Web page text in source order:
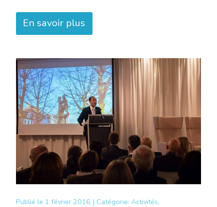
En savoir plus
Publié le 1 février 2016 | Catégorie: Activités,